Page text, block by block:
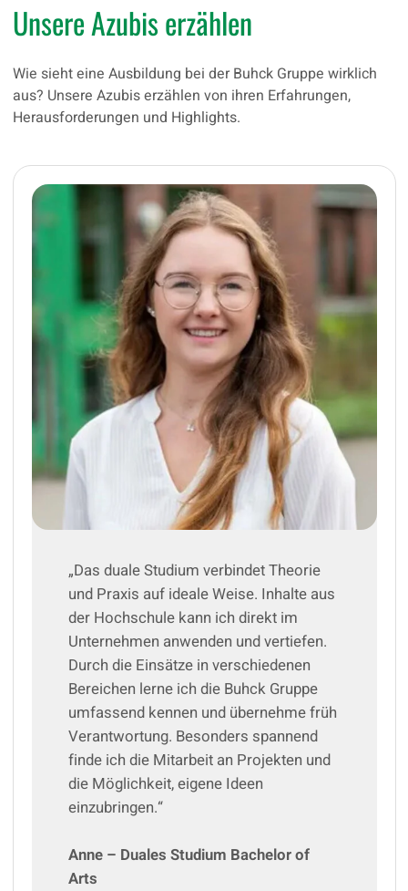
Unsere Azubis erzählen
Wie sieht eine Ausbildung bei der Buhck Gruppe wirklich
aus? Unsere Azubis erzählen von ihren Erfahrungen,
Herausforderungen und Highlights.
„Das duale Studium verbindet Theorie
und Praxis auf ideale Weise. Inhalte aus
der Hochschule kann ich direkt im
Unternehmen anwenden und vertiefen.
Durch die Einsätze in verschiedenen
Bereichen lerne ich die Buhck Gruppe
umfassend kennen und übernehme früh
Verantwortung. Besonders spannend
finde ich die Mitarbeit an Projekten und
die Möglichkeit, eigene Ideen
einzubringen.“
Anne – Duales Studium Bachelor of
Arts